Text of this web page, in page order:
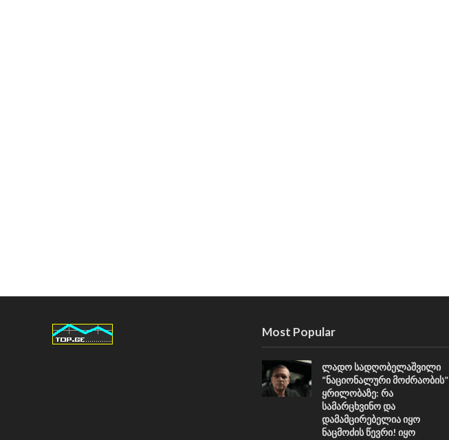
Most Popular
ლადო სადღობელაშვილი
“ნაციონალური მოძრაობის”
ყრილობაზე: რა
სამარცხვინო და
დამამცირებელია იყო
ნაცმოძის წევრი! იყო